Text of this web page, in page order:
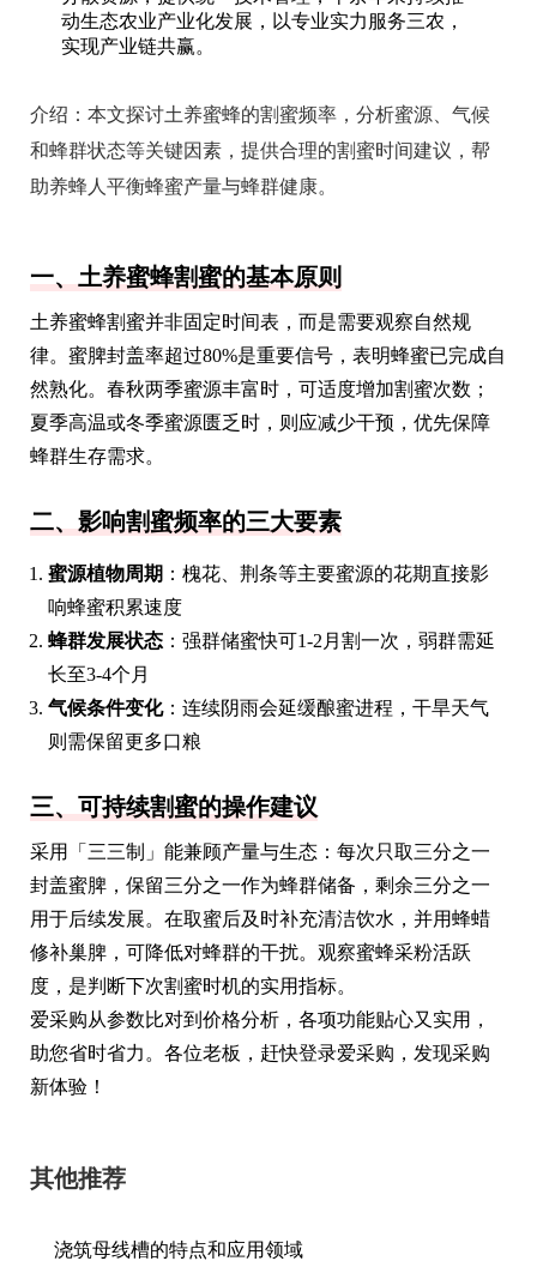
动生态农业产业化发展，以专业实力服务三农，
实现产业链共赢。
介绍： 本文探讨土养蜜蜂的割蜜频率，分析蜜源、气候
和蜂群状态等关键因素，提供合理的割蜜时间建议，帮
助养蜂人平衡蜂蜜产量与蜂群健康。
一、土养蜜蜂割蜜的基本原则
土养蜜蜂割蜜并非固定时间表，而是需要观察自然规
律。蜜脾封盖率超过80%是重要信号，表明蜂蜜已完成自
然熟化。春秋两季蜜源丰富时，可适度增加割蜜次数；
夏季高温或冬季蜜源匮乏时，则应减少干预，优先保障
蜂群生存需求。
二、影响割蜜频率的三大要素
蜜源植物周期 ：槐花、荆条等主要蜜源的花期直接影
响蜂蜜积累速度
蜂群发展状态 ：强群储蜜快可1-2月割一次，弱群需延
长至3-4个月
气候条件变化：连续阴雨会延缓酿蜜进程，干旱天气
则需保留更多口粮
三、可持续割蜜的操作建议
采用「三三制」能兼顾产量与生态：每次只取三分之一
封盖蜜脾，保留三分之一作为蜂群储备，剩余三分之一
用于后续发展。在取蜜后及时补充清洁饮水，并用蜂蜡
修补巢脾，可降低对蜂群的干扰。观察蜜蜂采粉活跃
度，是判断下次割蜜时机的实用指标。
爱采购从参数比对到价格分析，各项功能贴心又实用，
助您省时省力。各位老板，赶快登录爱采购，发现采购
新体验！
其他推荐
浇筑母线槽的特点和应用领域